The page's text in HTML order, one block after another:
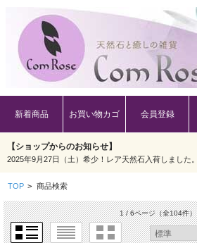
新着商品 お買い物カゴ 会員登録
【ショップからのお知らせ】
2025年9月27日（土）希少！レア天然石入荷しました。
TOP > 商品検索
1 / 6ページ（全104件）